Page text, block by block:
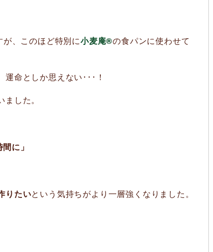
、このほど特別に小麦庵®の食パンに使わせて
命としか思えない･･･！
した。
に」
りたいという気持ちがより一層強くなりました。